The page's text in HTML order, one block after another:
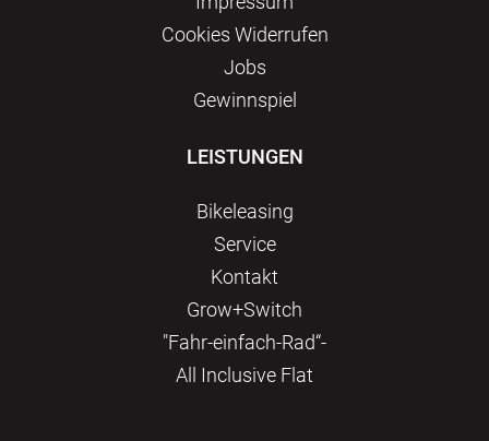
Сookies Widerrufen
Jobs
Gewinnspiel
LEISTUNGEN
Bikeleasing
Service
Kontakt
Grow+Switch
"Fahr-einfach-Rad“-
All Inclusive Flat